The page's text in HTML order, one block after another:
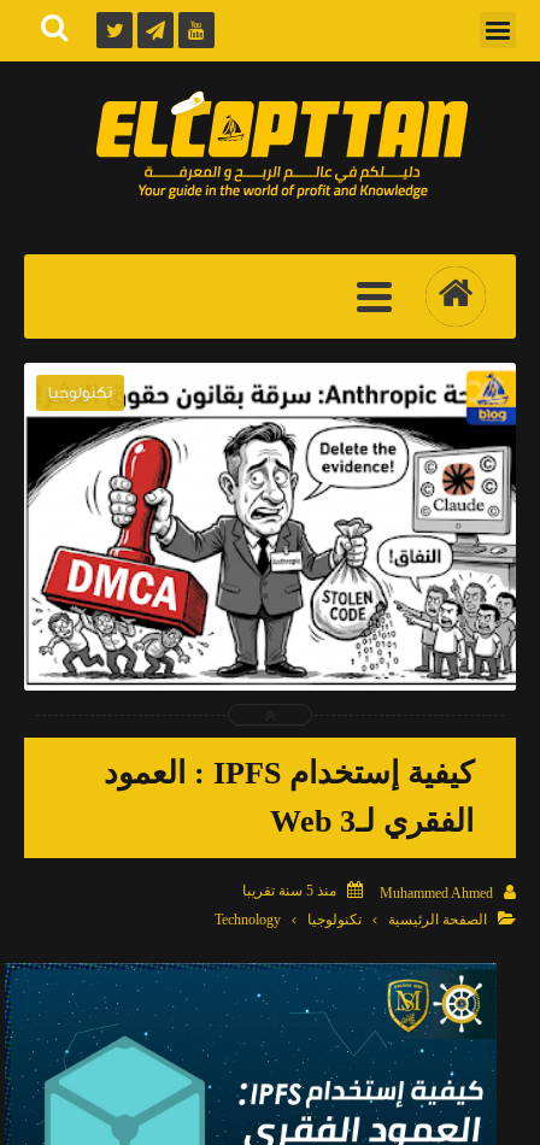
تكنولوجيا
2026-04-03
Muhammed Ahmed
شاهد الموضوع
كيفية إستخدام IPFS : العمود
الفقري لـWeb 3

Muhammed Ahmed

منذ 5 سنة تقريبا

الصفحة الرئيسية تكنولوجيا Technology